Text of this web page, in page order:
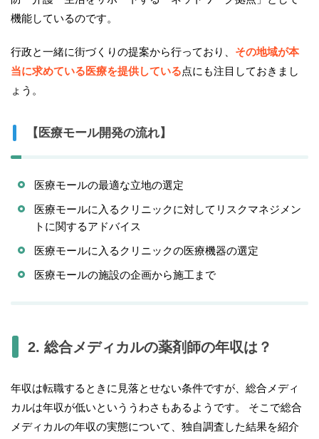
機能しているのです。
行政と一緒に街づくりの提案から行っており、 その地域が本
当に求めている医療を提供している点にも注目しておきまし
ょう。
【医療モール開発の流れ】
医療モールの最適な立地の選定
医療モールに入るクリニックに対してリスクマネジメン
トに関するアドバイス
医療モールに入るクリニックの医療機器の選定
医療モールの施設の企画から施工まで
2. 総合メディカルの薬剤師の年収は？
年収は転職するときに見落とせない条件ですが、総合メディ
カルは年収が低いといううわさもあるようです。 そこで総合
メディカルの年収の実態について、独自調査した結果を紹介